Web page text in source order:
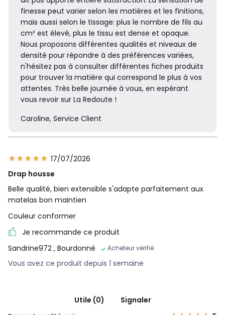
finesse peut varier selon les matières et les finitions,
mais aussi selon le tissage: plus le nombre de fils au
cm² est élevé, plus le tissu est dense et opaque.
Nous proposons différentes qualités et niveaux de
densité pour répondre à des préférences variées,
n'hésitez pas à consulter différentes fiches produits
pour trouver la matière qui correspond le plus à vos
attentes. Très belle journée à vous, en espérant
vous revoir sur La Redoute !
Caroline, Service Client
17/07/2026
Drap housse
Belle qualité, bien extensible s'adapte parfaitement aux
matelas bon maintien
Couleur conformer
Je recommande ce produit
Sandrine972 , Bourdonné Acheteur vérifié
Vous avez ce produit depuis 1 semaine
Utile (0)
Signaler